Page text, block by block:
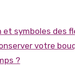
et symboles des
votre
?